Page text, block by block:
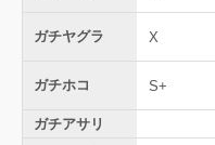
ガチヤグラ X
ガチホコ S+
ガチアサリ